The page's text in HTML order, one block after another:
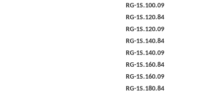
RG-1S.100.09
RG-1S.120.84
RG-1S.120.09
RG-1S.140.84
RG-1S.140.09
RG-1S.160.84
RG-1S.160.09
RG-1S.180.84